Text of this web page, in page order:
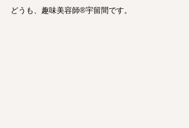
どうも、趣味美容師®︎宇留間です。